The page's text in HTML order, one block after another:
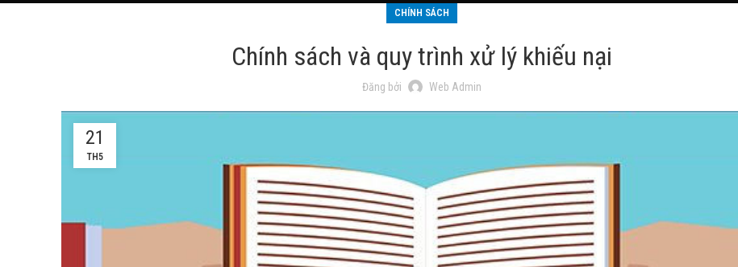
CHÍNH SÁCH
Chính sách và quy trình xử lý khiếu nại
Đăng bởi Web Admin
21
TH5